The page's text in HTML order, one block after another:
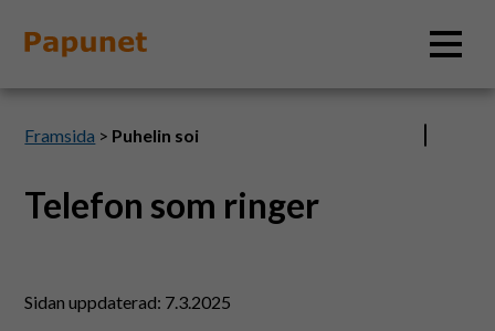
Material
Framsida > Puhelin soi
Telefon som ringer
Sidan uppdaterad: 7.3.2025